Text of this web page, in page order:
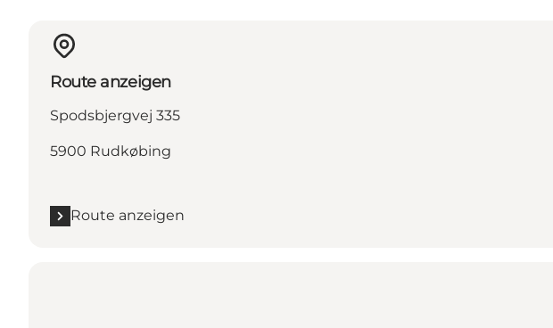
Route anzeigen
Spodsbjergvej 335
5900 Rudkøbing
Route anzeigen